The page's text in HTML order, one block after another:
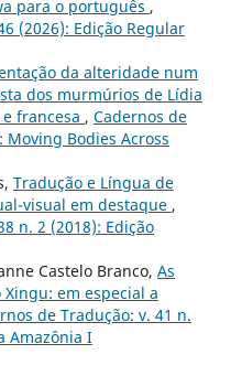
para o português ,
(2026): Edição Regular
da alteridade num
dos murmúrios de Lídia
francesa , Cadernos de
Moving Bodies Across
Tradução e Língua de
visual em destaque ,
n. 2 (2018): Edição
Castelo Branco, As
em especial a
de Tradução: v. 41 n.
Amazônia I